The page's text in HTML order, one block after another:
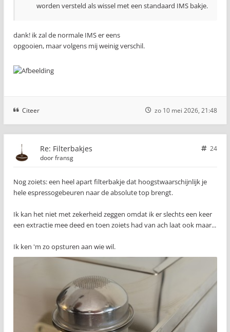
worden versteld als wissel met een standaard IMS bakje.
dank! ik zal de normale IMS er eens
opgooien, maar volgens mij weinig verschil.
Citeer zo 10 mei 2026, 21:48
Re: Filterbakjes
24
doorfransg
Nog zoiets: een heel apart filterbakje dat hoogstwaarschijnlijk je
hele espressogebeuren naar de absolute top brengt.
Ik kan het niet met zekerheid zeggen omdat ik er slechts een keer
een extractie mee deed en toen zoiets had van ach laat ook maar...
Ik ken 'm zo opsturen aan wie wil.